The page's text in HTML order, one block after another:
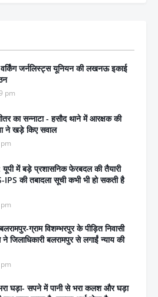
जर्नलिस्ट्स यूनियन की लखनऊ इकाई
pm
का सन्नाटा - हसौद थाने में आरक्षक की
ने खड़े किए सवाल
में बड़े प्रशासनिक फेरबदल की तैयारी
IPS की तबादला सूची कभी भी हो सकती है
ग्राम विशम्भरपुर के पीड़ित निवासी
ने जिलाधिकारी बलरामपुर से लगाईं न्याय की
घड़ा- सपने में पानी से भरा कलश और घड़ा